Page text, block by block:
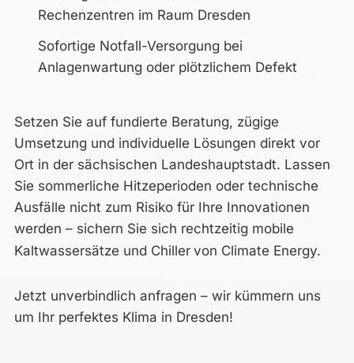
Rechenzentren im Raum Dresden
Sofortige Notfall-Versorgung bei
Anlagenwartung oder plötzlichem Defekt
Setzen Sie auf fundierte Beratung, zügige
Umsetzung und individuelle Lösungen direkt vor
Ort in der sächsischen Landeshauptstadt. Lassen
Sie sommerliche Hitzeperioden oder technische
Ausfälle nicht zum Risiko für Ihre Innovationen
werden – sichern Sie sich rechtzeitig mobile
Kaltwassersätze und Chiller von Climate Energy.
Jetzt unverbindlich anfragen – wir kümmern uns
um Ihr perfektes Klima in Dresden!